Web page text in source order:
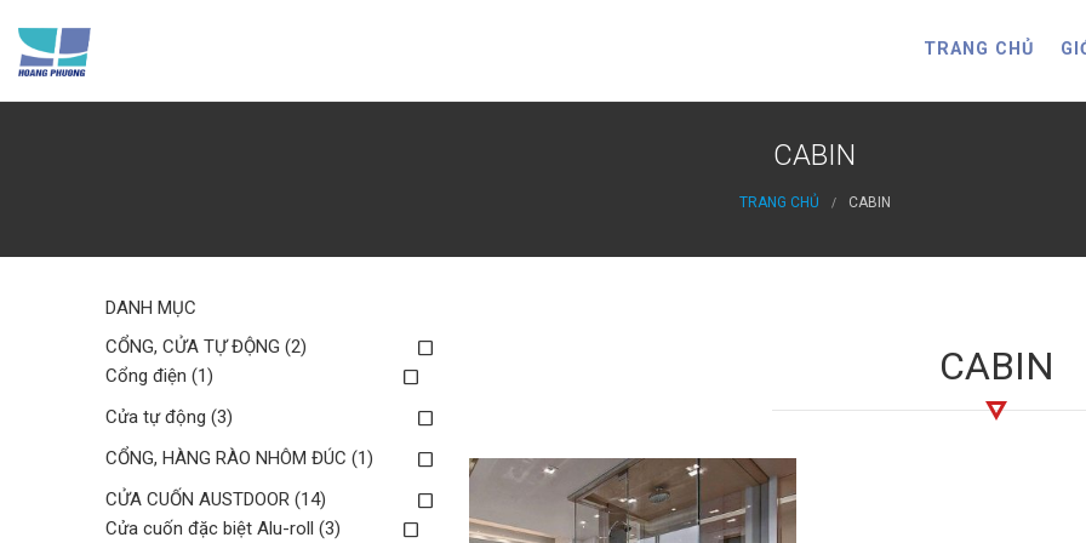
content
TRANG CHỦ
CABIN
TRANG CHỦ CABIN
CABIN
DANH MỤC
CỔNG, CỬA TỰ ĐỘNG (2)
Cổng điện (1)
Cửa tự động (3)
CỔNG, HÀNG RÀO NHÔM ĐÚC (1)
CỬA CUỐN AUSTDOOR (14)
Cửa cuốn đặc biệt Alu-roll (3)